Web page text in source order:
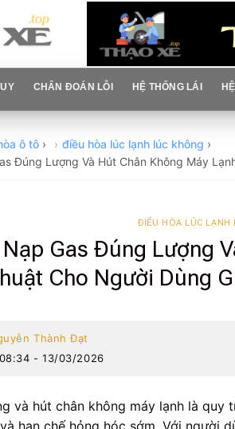
CHẨN ĐOÁN LỖI HỆ THỐNG LÁI
ô tô › điều hòa lúc lạnh lúc không ›
Đúng Lượng Và Hút Chân Không Máy
ĐIỀU HÒA LÚC LẠNH
Gas Đúng Lượng
Cho Người Dùng
Thành Đạt
- 13/03/2026
và hút chân không máy lạnh là
hạn chế hỏng hóc sớm. Với người